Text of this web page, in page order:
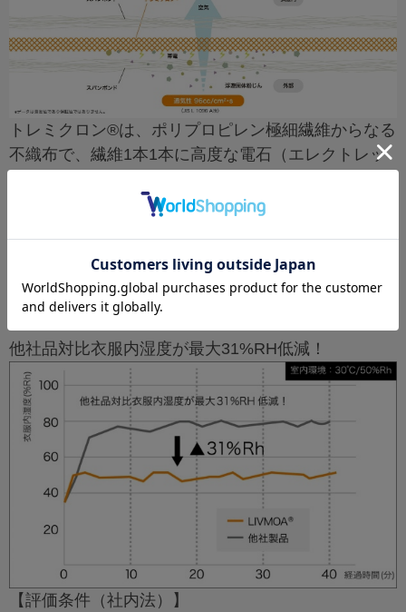
トレミクロン®は、ポリプロピレン極細繊維からなる
不織布で、繊維1本1本に高度な電石（エレクトレッ
界を作ります。それによって、目に見えないサブミ
衣服内温湿度の上昇比較実験
他社品対比衣服内湿度が最大31%RH低減！
【評価条件（社内法）】